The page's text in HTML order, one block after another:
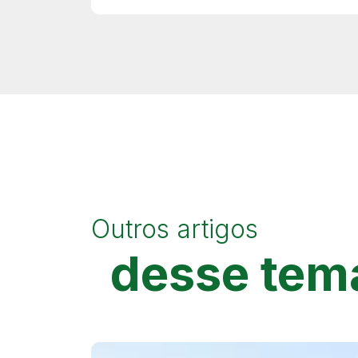
Outros artigos
desse